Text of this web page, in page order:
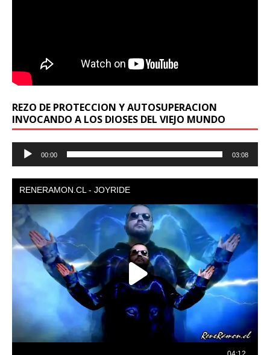
REZO DE PROTECCION Y AUTOSUPERACION
INVOCANDO A LOS DIOSES DEL VIEJO MUNDO
Reproductor
00:00 03:08